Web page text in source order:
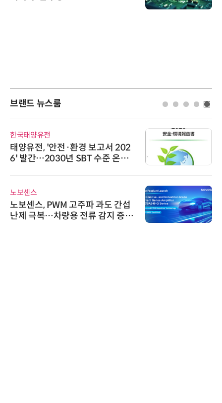
브랜드 뉴스룸
한국태양유전
태양유전, '안전·환경 보고서 202
6' 발간…2030년 SBT 수준 온실
노보센스
노보센스, PWM 고주파 과도 간섭
난제 극복…차량용 전류 감지 증폭